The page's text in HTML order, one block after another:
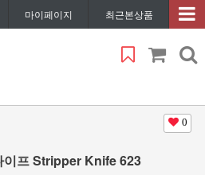
마이페이지 최근본상품
0
이프 Stripper Knife 623